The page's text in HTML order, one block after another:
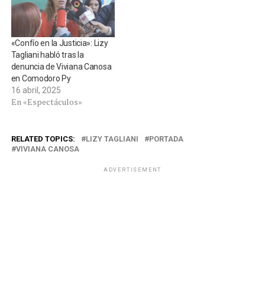
«Confío en la Justicia»: Lizy
Tagliani habló tras la
denuncia de Viviana Canosa
en Comodoro Py
16 abril, 2025
En «Espectáculos»
RELATED TOPICS: LIZY TAGLIANI
PORTADA
VIVIANA CANOSA
ADVERTISEMENT